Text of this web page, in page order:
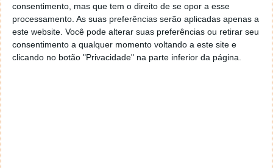
consentimento, mas que tem o direito de se opor a esse
processamento. As suas preferências serão aplicadas apenas a
este website. Você pode alterar suas preferências ou retirar seu
consentimento a qualquer momento voltando a este site e
clicando no botão "Privacidade" na parte inferior da página.
Proponha uma correção, faça uma sugestão
Autor:Ana Sofia Neto